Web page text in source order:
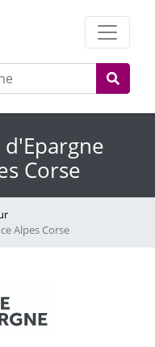
d'Epargne
Corse
Alpes Corse